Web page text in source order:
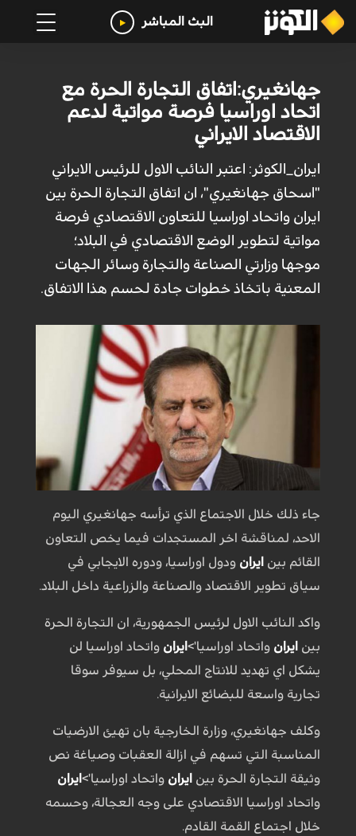
البث المباشر
جهانغيري:اتفاق التجارة الحرة مع
اتحاد اوراسيا فرصة مواتية لدعم
الاقتصاد الايراني
ايران_الكوثر: اعتبر النائب الاول للرئيس الايراني
"اسحاق جهانغيري"، ان اتفاق التجارة الحرة بين
ايران واتحاد اوراسيا للتعاون الاقتصادي فرصة
مواتية لتطوير الوضع الاقتصادي في البلاد؛
موجها وزارتي الصناعة والتجارة وسائر الجهات
المعنية باتخاذ خطوات جادة لحسم هذا الاتفاق.
جاء ذلك خلال الاجتماع الذي ترأسه جهانغيري اليوم
الاحد، لمناقشة اخر المستجدات فيما يخص التعاون
القائم بين ايران ودول اوراسيا، ودوره الايجابي في
سياق تطوير الاقتصاد والصناعة والزراعية داخل البلاد.
واكد النائب الاول لرئيس الجمهورية، ان التجارة الحرة
بين ايران واتحاد اوراسيا'>ايران واتحاد اوراسيا لن
يشكل اي تهديد للانتاج المحلي، بل سيوفر سوقا
تجارية واسعة للبضائع الايرانية.
وكلف جهانغيري، وزارة الخارجية بان تهيئ الارضيات
المناسبة التي تسهم في ازالة العقبات وصياغة نص
وثيقة التجارة الحرة بين ايران واتحاد اوراسيا'>ايران
واتحاد اوراسيا الاقتصادي على وجه العجالة، وحسمه
خلال اجتماع القمة القادم.